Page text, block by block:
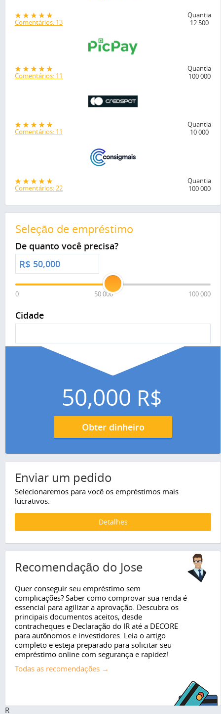
Comentários: 13
Quantia
12 500
Comentários: 11
Quantia
100 000
Comentários: 11
Quantia
10 000
Comentários: 22
Quantia
100 000
Seleção de empréstimo
De quanto você precisa?
R$
0 50 000 100 000
Cidade
50,000 R$
Obter dinheiro
Enviar um pedido
Selecionaremos para você os empréstimos mais
lucrativos.
Detalhes
Recomendação do Jose
Quer conseguir seu empréstimo sem
complicações? Saber como comprovar sua renda é
essencial para agilizar a aprovação. Descubra os
principais documentos aceitos, desde
contracheques e Declaração do IR até a DECORE
para autônomos e investidores. Leia o artigo
completo e esteja preparado para solicitar seu
empréstimo online com segurança e rapidez!
Todas as recomendações →
R